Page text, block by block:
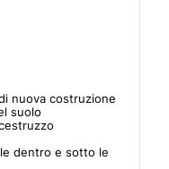
nuova costruzione
suolo
dentro e sotto le